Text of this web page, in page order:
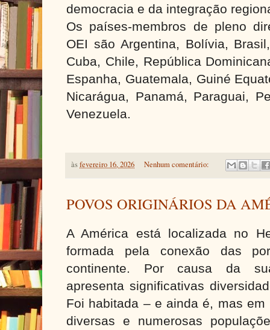
democracia e da integração
Os países-membros de pleno
OEI são Argentina, Bolívia,
Cuba, Chile, República
Espanha, Guatemala, Guiné
Nicarágua, Panamá, Paraguai,
Venezuela.
àsfevereiro 16, 2026 Nenhum comentário:
POVOS ORIGINÁRIOS DA
A América está localizada no
formada pela conexão das
continente. Por causa da
apresenta significativas
Foi habitada – e ainda é, mas
diversas e numerosas